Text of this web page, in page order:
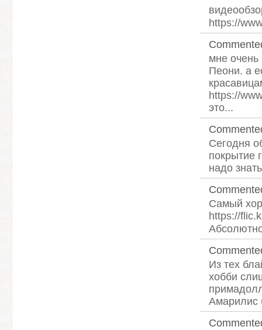
https://
мне
Пеони. а
https://
это...
Сегодня
покрытие
надо
Самый
https://
Из тех
хобби
Амарилис